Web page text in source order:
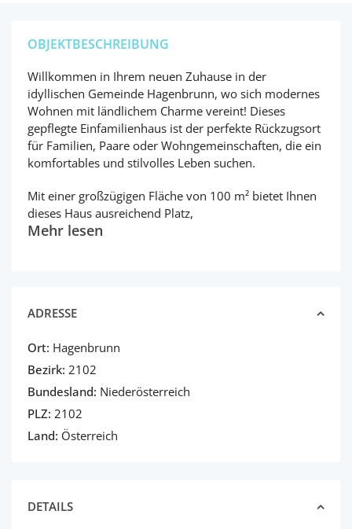
OBJEKTBESCHREIBUNG
Willkommen in Ihrem neuen Zuhause in der
idyllischen Gemeinde Hagenbrunn, wo sich modernes
Wohnen mit ländlichem Charme vereint! Dieses
gepflegte Einfamilienhaus ist der perfekte Rückzugsort
für Familien, Paare oder Wohngemeinschaften, die ein
komfortables und stilvolles Leben suchen.
Mit einer großzügigen Fläche von 100 m² bietet Ihnen
dieses Haus ausreichend Platz,
Mehr lesen
ADRESSE
Ort: Hagenbrunn
Bezirk: 2102
Bundesland: Niederösterreich
PLZ: 2102
Land: Österreich
DETAILS